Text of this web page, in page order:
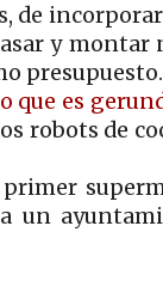
de
y montar
presupuesto.
que es
robots de
un